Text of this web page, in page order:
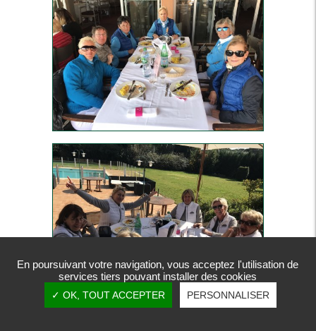
En poursuivant votre navigation, vous acceptez l'utilisation de
services tiers pouvant installer des cookies
✓ OK, TOUT ACCEPTER PERSONNALISER